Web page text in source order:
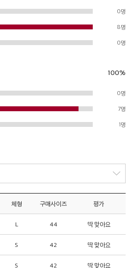
0명
8명
0명
100%
0명
7명
1명
체형 구매사이즈 평가
L 44 딱 맞아요
S 42 딱 맞아요
S 42 딱 맞아요